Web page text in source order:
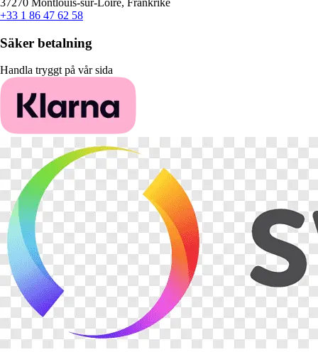
+33 1 86 47 62 58
Säker betalning
Handla tryggt på vår sida